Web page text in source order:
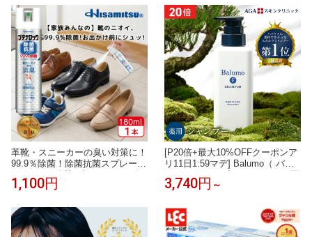
育毛剤 育毛ケア 頭皮ケア 薬用リ
リィジュ 薬用シャンプー スカル
プトリートメント レディース 薄
毛 育毛 抜け毛
液 UVケア 毛穴ケア 保湿 LA RO
CHE POSAY トーンアップロー
ズプラス 正規代理店
革靴・スニーカーの臭い対策に！
99.9％除菌！除菌抗菌スプレー18
0ml 99.9%除菌 ブテナロック 除
菌スプレー 抗菌 抗菌スプレー 除
の臭い 対策 消臭 靴 消臭スプレ
ー 靴 スプレー 消臭剤 除菌 安全
靴 日本製
1,100円
[P20倍+最大10%OFFクーポンア
リ11日1:59マデ] Balumo（ バル
モ ）F シャンプー（ 300mL ）医
薬部外品 薬用 スカルプシャンプ
プー 頭皮ケア スカルプ AGAスキ
ンクリニック
3,740円 ～